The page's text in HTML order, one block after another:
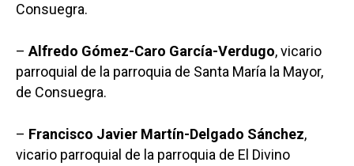
Consuegra.
–Alfredo Gómez-Caro García-Verdugo, vicario
parroquial de la parroquia de Santa María la Mayor,
de Consuegra.
– Francisco Javier Martín-Delgado Sánchez,
vicario parroquial de la parroquia de El Divino